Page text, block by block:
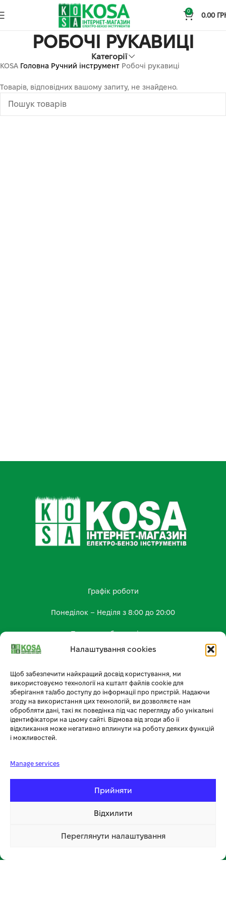
Налаштування cookies
Щоб забезпечити найкращий досвід користування, ми
використовуємо технології на кшталт файлів cookie для
зберігання та/або доступу до інформації про пристрій. Надаючи
згоду на використання цих технологій, ви дозволяєте нам
обробляти дані, такі як поведінка під час перегляду або унікальні
ідентифікатори на цьому сайті. Відмова від згоди або її
відкликання може негативно вплинути на роботу деяких функцій
і можливостей.
Manage services
Прийняти
Відхилити
Переглянути налаштування
0
0.00
РОБОЧІ РУКАВИЦІ
Категорії
KOSA Головна Ручний інструмент Робочі рукавиці
Товарів, відповідних вашому запиту, не знайдено.
Графік роботи
Понеділок – Неділя з 8:00 до 20:00
Працюємо без вихідних
КОНТАКТИ
+38 (096) 185-94-30
+380 (96) 796 14 54
🏪 МАГАЗИН KOSA У ТЕРНОПОЛІ
🕘 Пн–Нд: 08:00–20:00 📞